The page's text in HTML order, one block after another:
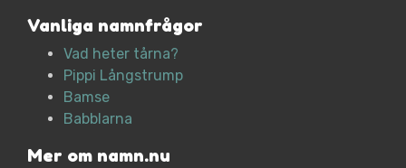
Vanliga namnfrågor
Vad heter tårna?
Pippi Långstrump
Bamse
Babblarna
Mer om namn.nu